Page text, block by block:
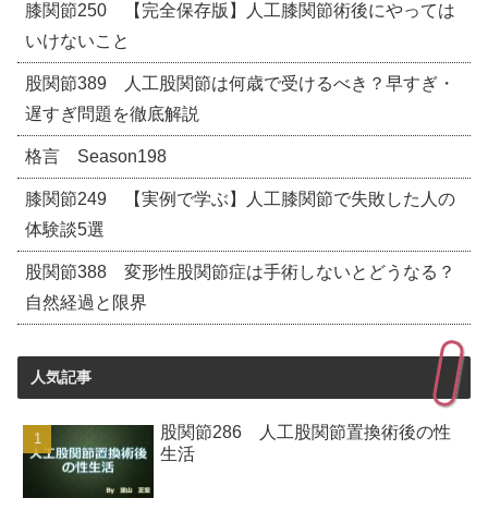
膝関節250 【完全保存版】人工膝関節術後にやっては
いけないこと
股関節389 人工股関節は何歳で受けるべき？早すぎ・
遅すぎ問題を徹底解説
格言 Season198
膝関節249 【実例で学ぶ】人工膝関節で失敗した人の
体験談5選
股関節388 変形性股関節症は手術しないとどうなる？
自然経過と限界
人気記事
股関節286 人工股関節置換術後の性
生活